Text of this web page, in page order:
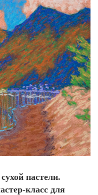
пастели.
класс для